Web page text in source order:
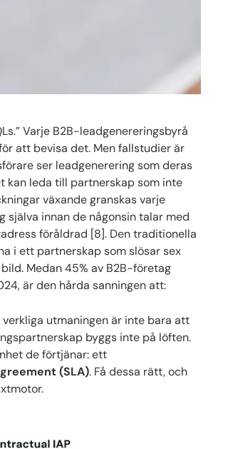
Varje B2B-leadgenereringsbyrå
att bevisa det. Men fallstudier är
ser leadgenerering som deras
leda till partnerskap som inte
växande granskas varje
själva innan de någonsin talar med
föråldrad [8]. Den traditionella
i ett partnerskap som slösar sex
Medan 45% av B2B-företag
är den hårda sanningen att:
utmaningen är inte bara att
byggs inte på löften.
de förtjänar: ett
(SLA). Få dessa rätt, och